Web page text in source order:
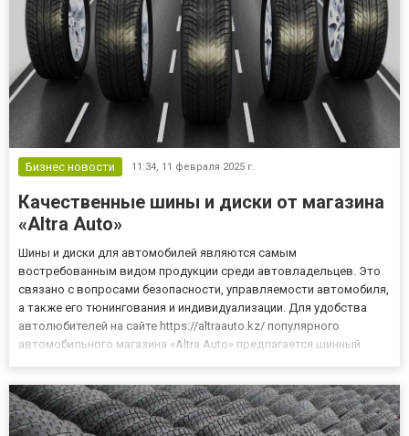
Бизнес новости 11:34, 11 февраля 2025 г.
Качественные шины и диски от магазина
«Altra Auto»
Шины и диски для автомобилей являются самым
востребованным видом продукции среди автовладельцев. Это
связано с вопросами безопасности, управляемости автомобиля,
а также его тюнингования и индивидуализации. Для удобства
автолюбителей на сайте https://altraauto.kz/ популярного
автомобильного магазина «Altra Auto» предлагается шинный
https://altraauto.kz/ek...